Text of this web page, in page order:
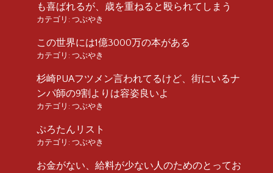
も喜ばれるが、歳を重ねると殴られてしまう
カテゴリ: つぶやき
この世界には1億3000万の本がある
カテゴリ: つぶやき
杉崎PUAフツメン言われてるけど、街にいるナ
ンパ師の9割よりは容姿良いよ
カテゴリ: つぶやき
ぷろたんリスト
カテゴリ: つぶやき
お金がない、給料が少ない人のためのとってお